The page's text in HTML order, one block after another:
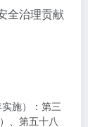
全治理贡献
施）：第三
、第五十八